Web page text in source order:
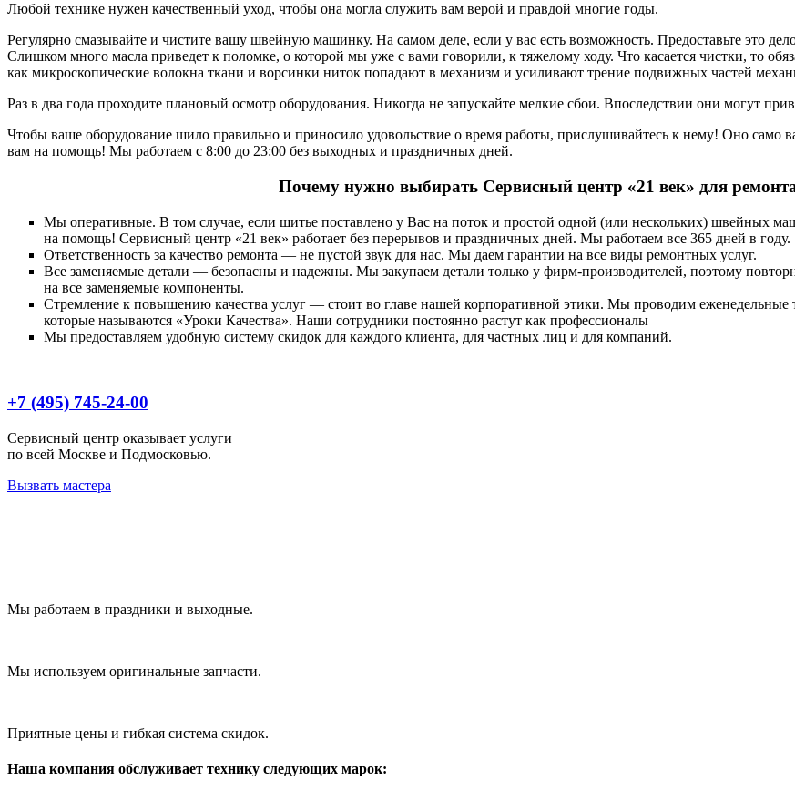
Любой технике нужен качественный уход, чтобы она могла служить вам верой и правдой многие годы.
Регулярно смазывайте и чистите вашу швейную машинку. На самом деле, если у вас есть возможность. Предоставьте это
Слишком много масла приведет к поломке, о которой мы уже с вами говорили, к тяжелому ходу. Что касается чистки, то
как микроскопические волокна ткани и ворсинки ниток попадают в механизм и усиливают трение подвижных частей
Раз в два года проходите плановый осмотр оборудования. Никогда не запускайте мелкие сбои. Впоследствии они могут
Чтобы ваше оборудование шило правильно и приносило удовольствие о время работы, прислушивайтесь к нему! Оно само
вам на помощь! Мы работаем с 8:00 до 23:00 без выходных и праздничных дней.
Почему нужно выбирать Сервисный центр «21 век» для
Мы оперативные. В том случае, если шитье поставлено у Вас на поток и простой одной (или нескольких) швейных
на помощь! Сервисный центр «21 век» работает без перерывов и праздничных дней. Мы работаем все 365 дней в году.
Ответственность за качество ремонта — не пустой звук для нас. Мы даем гарантии на все виды ремонтных услуг.
Все заменяемые детали — безопасны и надежны. Мы закупаем детали только у фирм-производителей, поэтому
на все заменяемые компоненты.
Стремление к повышению качества услуг — стоит во главе нашей корпоративной этики. Мы проводим
которые называются «Уроки Качества». Наши сотрудники постоянно растут как профессионалы
Мы предоставляем удобную систему скидок для каждого клиента, для частных лиц и для компаний.
+7 (495) 745-24-00
Сервисный центр оказывает услуги
по всей Москве и Подмосковью.
Вызвать мастера
Мы работаем в праздники и выходные.
Мы используем оригинальные запчасти.
Приятные цены и гибкая система скидок.
Наша компания обслуживает технику следующих марок: